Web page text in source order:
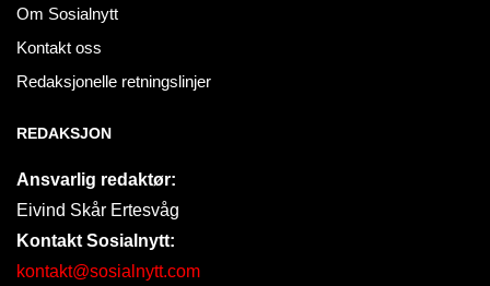
Om Sosialnytt
Kontakt oss
Redaksjonelle retningslinjer
REDAKSJON
Ansvarlig redaktør:
Eivind Skår Ertesvåg
Kontakt Sosialnytt:
kontakt@sosialnytt.com